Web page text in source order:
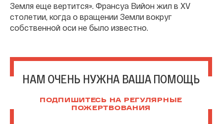
Земля еще вертится». Франсуа Вийон жил в XV
столетии, когда о вращении Земли вокруг
собственной оси не было известно.
НАМ ОЧЕНЬ НУЖНА ВАША ПОМОЩЬ
ПОДПИШИТЕСЬ НА РЕГУЛЯРНЫЕ
ПОЖЕРТВОВАНИЯ